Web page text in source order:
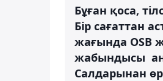
Бұған қоса,
Бір сағаттан
жағында OSB
жабындысы
Салдарынан